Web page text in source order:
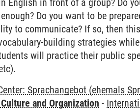
English in front of a group? Do
Do you want to be
to communicate? If so, then
building strategies
will practice their public
Sprachangebot (ehemals
and Organization -